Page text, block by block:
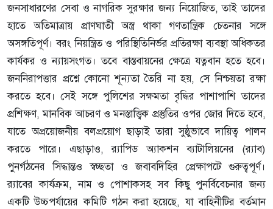
জনসাধারণের সেবা ও নাগরিক সুরক্ষার জন্য নিয়োজিত, তাই তাদের
হাতে অতিমাত্রায় প্রাণঘাতী অস্ত্র থাকা গণতান্ত্রিক চেতনার সঙ্গে
অসঙ্গতিপূর্ণ। বরং নিয়ন্ত্রিত ও পরিস্থিতিনির্ভর প্রতিরক্ষা ব্যবস্থা অধিকতর
কার্যকর ও ন্যায়সংগত। তবে বাস্তবায়নের ক্ষেত্রে যত্নবান হতে হবে।
জননিরাপত্তার প্রশ্নে কোনো শূন্যতা তৈরি না হয়, সে নিশ্চয়তা রক্ষা
করতে হবে। সেই সঙ্গে পুলিশের সক্ষমতা বৃদ্ধির পাশাপাশি তাদের
প্রশিক্ষণ, মানবিক আচরণ ও মনস্তাত্ত্বিক প্রস্তুতির ওপর জোর দিতে হবে,
যাতে অপ্রয়োজনীয় বলপ্রয়োগ ছাড়াই তারা সুষ্ঠুভাবে দায়িত্ব পালন
করতে পারে। এছাড়াও, র‌্যাপিড অ্যাকশন ব্যাটালিয়নের (র‌্যাব)
পুনর্গঠনের সিদ্ধান্তও স্বচ্ছতা ও জবাবদিহির প্রেক্ষাপটে গুরুত্বপূর্ণ।
র‌্যাবের কার্যক্রম, নাম ও পোশাকসহ সব কিছু পুনর্বিবেচনার জন্য
একটি উচ্চপর্যায়ের কমিটি গঠন করা হয়েছে, যা বাহিনীটির বর্তমান